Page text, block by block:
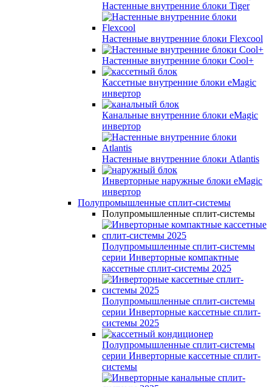
Настенные внутренние блоки Tiger
Настенные внутренние блоки Flexcool
Настенные внутренние блоки Cool+
Кассетные внутренние блоки eMagic
инвертор
Канальные внутренние блоки eMagic
инвертор
Настенные внутренние блоки Atlantis
Инверторные наружные блоки eMagic
инвертор
Полупромышленные сплит-системы
Полупромышленные сплит-системы
Полупромышленные сплит-системы
серии Инверторные компактные
кассетные сплит-системы 2025
Полупромышленные сплит-системы
серии Инверторные кассетные сплит-
системы 2025
Полупромышленные сплит-системы
серии Инверторные кассетные сплит-
системы